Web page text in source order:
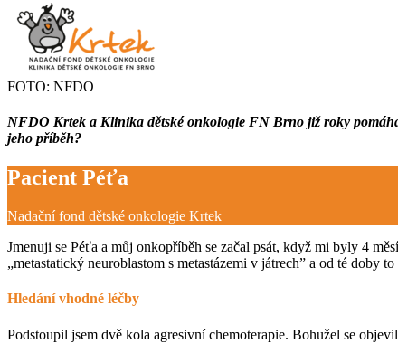
FOTO: NFDO
NFDO Krtek a Klinika dětské onkologie FN Brno již roky
jeho příběh?
Pacient Péťa
Nadační fond dětské onkologie Krtek
Jmenuji se Péťa a můj onkopříběh se začal psát, když mi byly 4
„metastatický neuroblastom s metastázemi v játrech” a od té doby
Hledání vhodné léčby
Podstoupil jsem dvě kola agresivní chemoterapie. Bohužel se